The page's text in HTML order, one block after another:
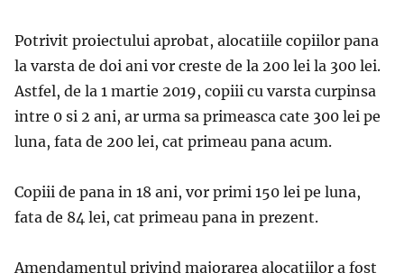
Potrivit proiectului aprobat, alocatiile copiilor pana
la varsta de doi ani vor creste de la 200 lei la 300 lei.
Astfel, de la 1 martie 2019, copiii cu varsta curpinsa
intre 0 si 2 ani, ar urma sa primeasca cate 300 lei pe
luna, fata de 200 lei, cat primeau pana acum.
Copiii de pana in 18 ani, vor primi 150 lei pe luna,
fata de 84 lei, cat primeau pana in prezent.
Amendamentul privind majorarea alocatiilor a fost